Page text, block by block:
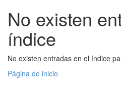
No existen
índice
No existen entradas en el índice
Página de inicio